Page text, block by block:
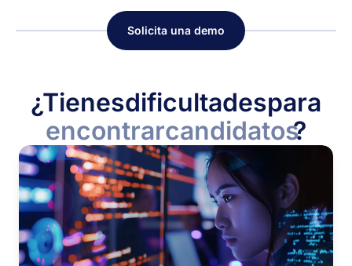
Solicita una demo
¿Tienesdificultadespara
encontrarcandidatos?